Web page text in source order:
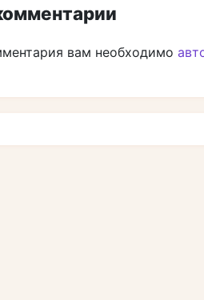
вам необходимо